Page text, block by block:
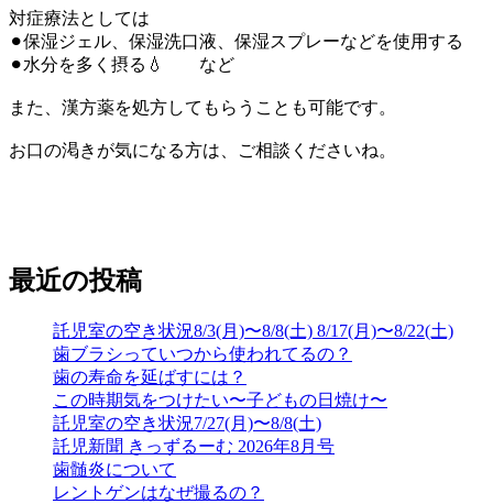
対症療法としては
⚫︎保湿ジェル、保湿洗口液、保湿スプレーなどを使用する
⚫︎水分を多く摂る💧 など
また、漢方薬を処方してもらうことも可能です。
お口の渇きが気になる方は、ご相談くださいね。
最近の投稿
託児室の空き状況8/3(月)〜8/8(土) 8/17(月)〜8/22(土)
歯ブラシっていつから使われてるの？
歯の寿命を延ばすには？
この時期気をつけたい〜子どもの日焼け〜
託児室の空き状況7/27(月)〜8/8(土)
託児新聞 きっずるーむ 2026年8月号
歯髄炎について
レントゲンはなぜ撮るの？